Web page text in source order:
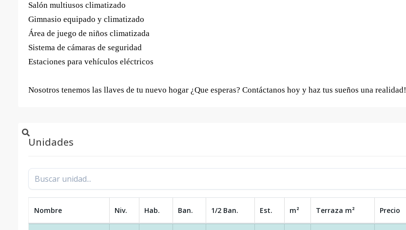
Salón multiusos climatizado
Gimnasio equipado y climatizado
Área de juego de niños climatizada
Sistema de cámaras de seguridad
Estaciones para vehículos eléctricos
Nosotros tenemos las llaves de tu nuevo hogar ¿Que esperas? Contáctanos hoy y haz tus sueños una realidad!
Unidades
Nombre Niv. Hab. Ban. 1/2 Ban. Est. m² Terraza m² Precio